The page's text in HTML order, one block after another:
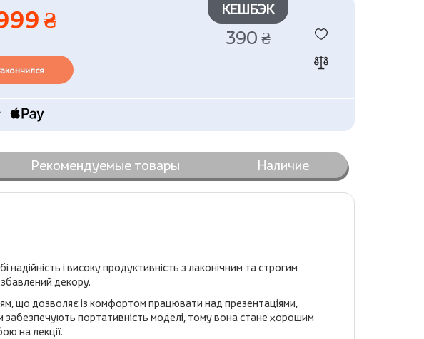
₴ КЕШБЭК
390 ₴
Рекомендуемые товары Наличие
і високу продуктивність з лаконічним та строгим
декору.
що дозволяє із комфортом працювати над презентаціями,
забезпечують портативність моделі, тому вона стане хорошим
на лекції.